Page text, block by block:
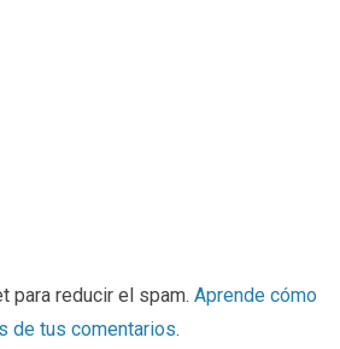
para reducir el spam. Aprende cómo
de tus comentarios.